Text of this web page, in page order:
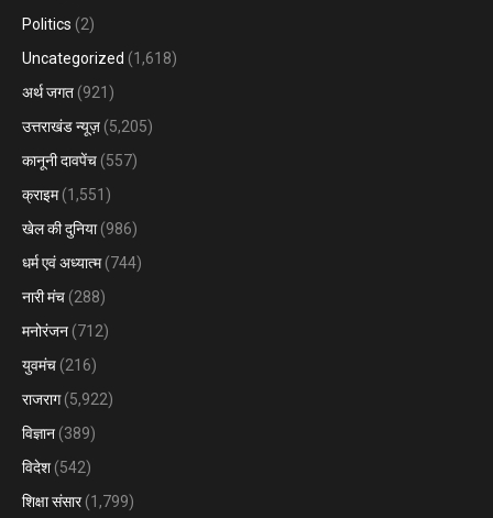
Politics (2)
Uncategorized (1,618)
अर्थ जगत (921)
उत्तराखंड न्यूज़ (5,205)
कानूनी दावपेंच (557)
क्राइम(1,551)
खेल की दुनिया(986)
धर्म एवं अध्यात्म(744)
नारी मंच (288)
मनोरंजन (712)
युवमंच (216)
राजराग(5,922)
विज्ञान (389)
विदेश (542)
शिक्षा संसार(1,799)